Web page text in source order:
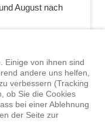
August nach
Service
Elvstrøm
Einige von ihnen sind
andere uns helfen,
verbessern (Tracking
ob Sie die Cookies
bei einer Ablehnung
der Seite zur